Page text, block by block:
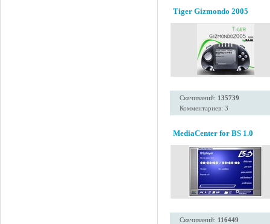
Tiger Gizmondo 2005
Скачиваний: 135739
Комментариев: 3
MediaCenter for BS 1.0
Скачиваний: 116449